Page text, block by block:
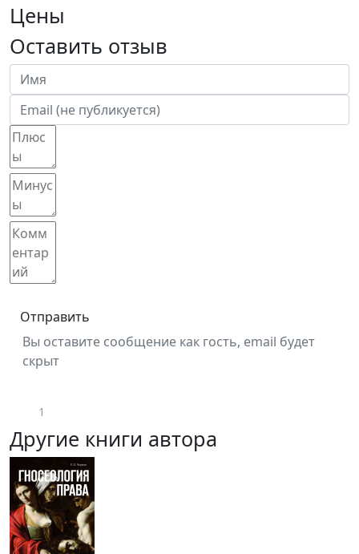
Цены
Оставить отзыв
Отправить
Вы оставите сообщение как гость, email будет
скрыт
1
Другие книги автора